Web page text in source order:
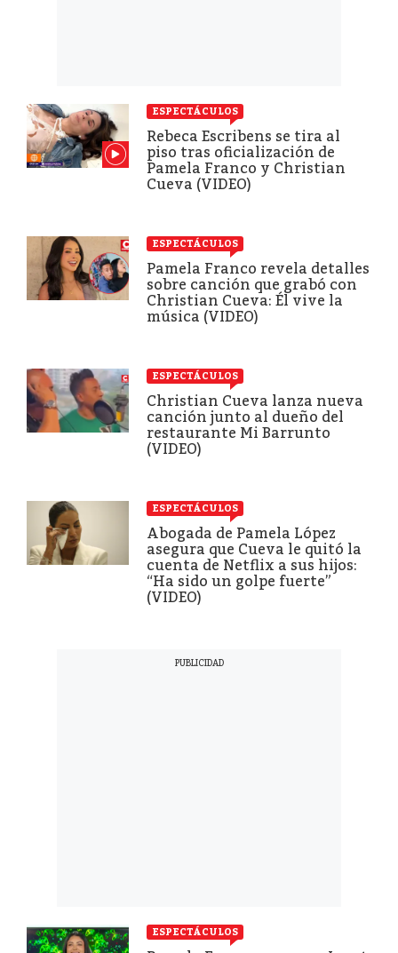
ESPECTÁCULOS
Rebeca Escribens se tira al
piso tras oficialización de
Pamela Franco y Christian
Cueva (VIDEO)
ESPECTÁCULOS
Pamela Franco revela detalles
sobre canción que grabó con
Christian Cueva: Él vive la
música (VIDEO)
ESPECTÁCULOS
Christian Cueva lanza nueva
canción junto al dueño del
restaurante Mi Barrunto
(VIDEO)
ESPECTÁCULOS
Abogada de Pamela López
asegura que Cueva le quitó la
cuenta de Netflix a sus hijos:
“Ha sido un golpe fuerte”
(VIDEO)
ESPECTÁCULOS